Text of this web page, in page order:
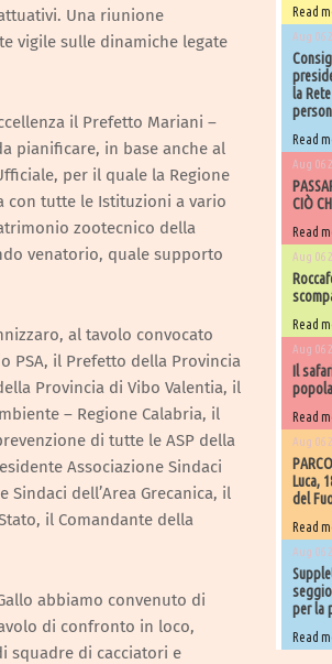
Una riunione
vigile sulle dinamiche legate
il Prefetto Mariani –
pianificare, in base anche al
per il quale la Regione
con tutte le Istituzioni a vario
zootecnico della
venatorio, quale supporto
al tavolo convocato
PSA, il Prefetto della Provincia
Provincia di Vibo Valentia, il
– Regione Calabria, il
di tutte le ASP della
Associazione Sindaci
dell’Area Grecanica, il
il Comandante della
abbiamo convenuto di
di confronto in loco,
squadre di cacciatori e
Read
Aug 06
la
Read
Aug 06
CIÒ
Read
Aug 06
Read
Aug 06
Il
Read
Aug 06
Luca,
del
Read
Aug 06
per la
Read